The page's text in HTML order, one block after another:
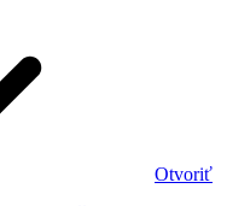
Otvoriť